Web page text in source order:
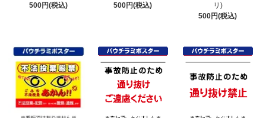
500円(税込)
500円(税込)
リ)
500円(税込)